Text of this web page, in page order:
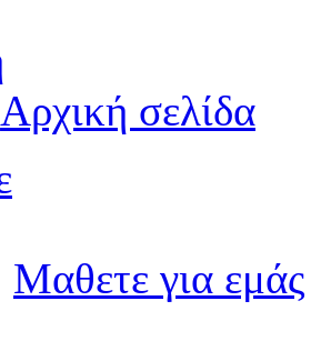
Αρχική σελίδα
Μαθετε για εμάς